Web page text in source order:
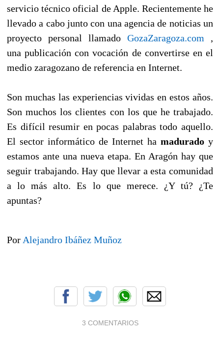
servicio técnico oficial de Apple. Recientemente he
llevado a cabo junto con una agencia de noticias un
proyecto personal llamado GozaZaragoza.com ,
una publicación con vocación de convertirse en el
medio zaragozano de referencia en Internet.
Son muchas las experiencias vividas en estos años.
Son muchos los clientes con los que he trabajado.
Es difícil resumir en pocas palabras todo aquello.
El sector informático de Internet ha madurado y
estamos ante una nueva etapa. En Aragón hay que
seguir trabajando. Hay que llevar a esta comunidad
a lo más alto. Es lo que merece. ¿Y tú? ¿Te
apuntas?
Por Alejandro Ibáñez Muñoz
3 COMENTARIOS